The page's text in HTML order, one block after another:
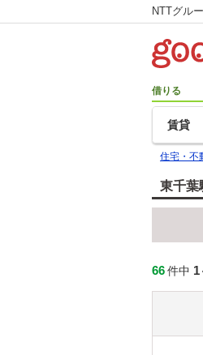
NTTグル
借りる
賃貸
住宅・不
東千葉
66件中 1